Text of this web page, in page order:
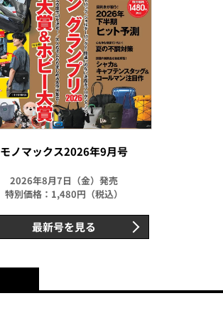
モノマックス2026年9月号
2026年8月7日（金）発売
特別価格：1,480円（税込）
最新号を見る